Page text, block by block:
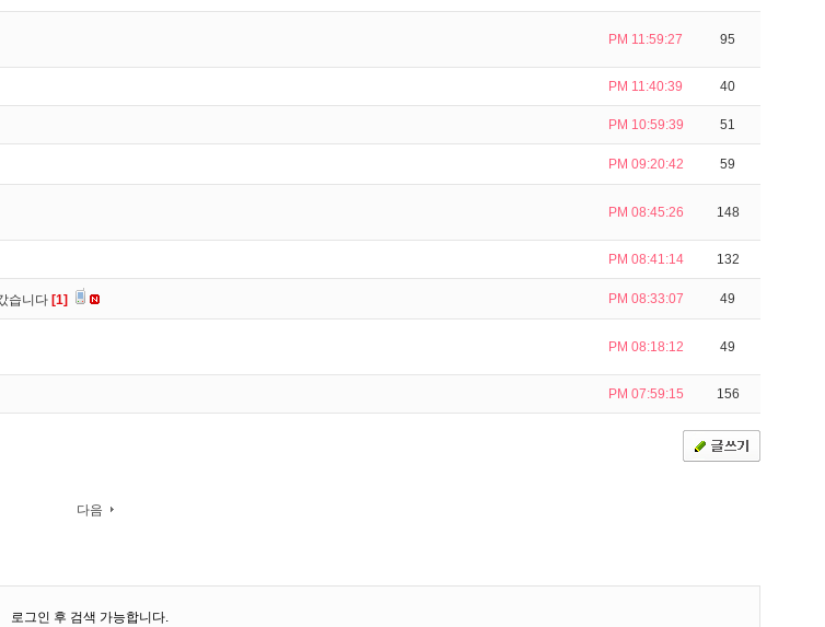
PM 11:59:27 95
PM 11:40:39 40
PM 10:59:39 51
PM 09:20:42 59
PM 08:45:26 148
PM 08:41:14 132
습니다 [1] PM 08:33:07 49
PM 08:18:12 49
PM 07:59:15 156
다음
로그인 후 검색 가능합니다.